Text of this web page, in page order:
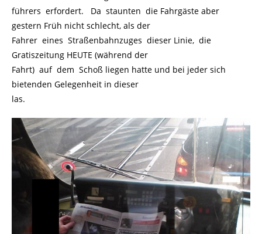
führers erfordert. Da staunten die Fahrgäste aber
gestern Früh nicht schlecht, als der
Fahrer eines Straßenbahnzuges dieser Linie, die
Gratiszeitung HEUTE (während der
Fahrt) auf dem Schoß liegen hatte und bei jeder sich
bietenden Gelegenheit in dieser
las.